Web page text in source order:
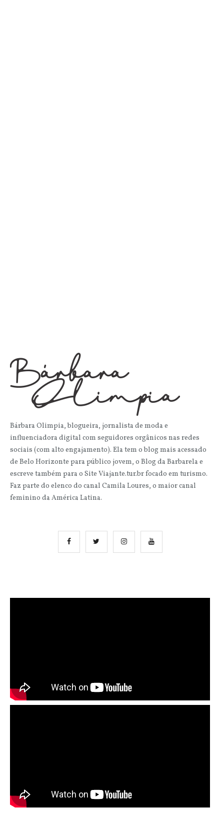
Bárbara Olimpia, blogueira, jornalista de moda e
influenciadora digital com seguidores orgânicos nas redes
sociais (com alto engajamento). Ela tem o blog mais acessado
de Belo Horizonte para público jovem, o Blog da Barbarela e
escreve também para o Site Viajante.tur.br focado em turismo.
Faz parte do elenco do canal Camila Loures, o maior canal
feminino da América Latina.